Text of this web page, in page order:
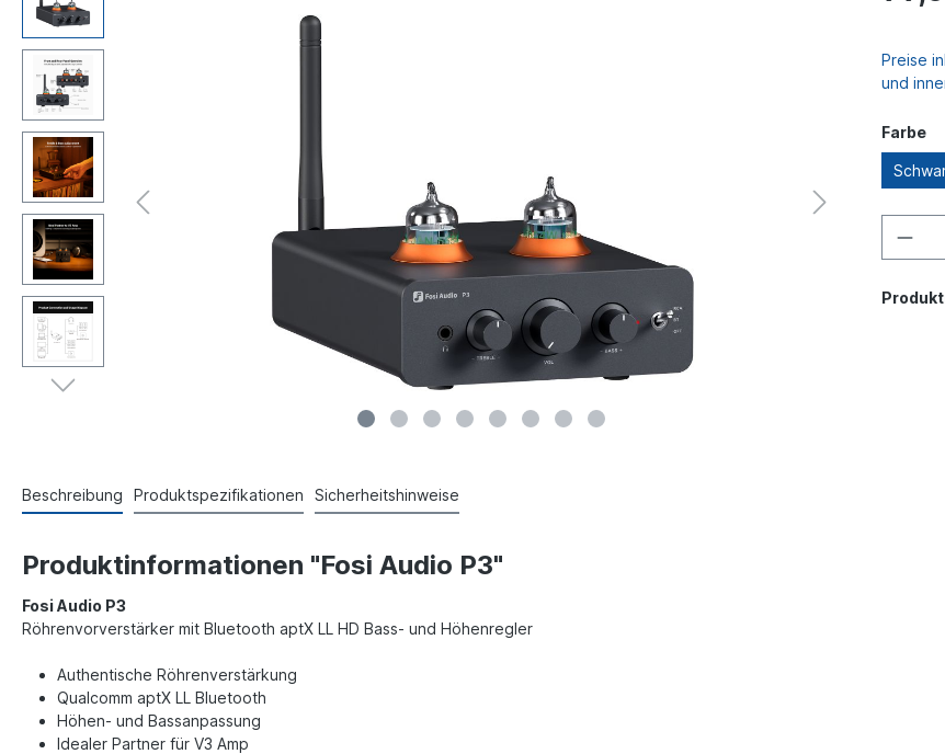
Preise
und
Farbe
Beschreibung Produktspezifikationen Sicherheitshinweise
Produktinformationen "Fosi Audio P3"
Fosi Audio P3
Röhrenvorverstärker mit Bluetooth aptX LL HD Bass- und Höhenregler
Authentische Röhrenverstärkung
Qualcomm aptX LL Bluetooth
Höhen- und Bassanpassung
Idealer Partner für V3 Amp